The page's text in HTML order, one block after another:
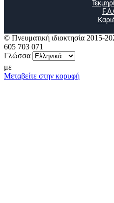
© Πνευματική ιδιοκτησία
605 703 071
Γλώσσα
με
Μεταβείτε στην κορυφή